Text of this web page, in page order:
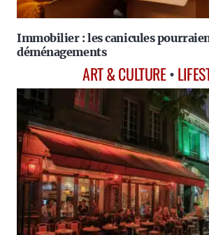
Immobilier : les canicules
déménagements
ART & CULTURE•